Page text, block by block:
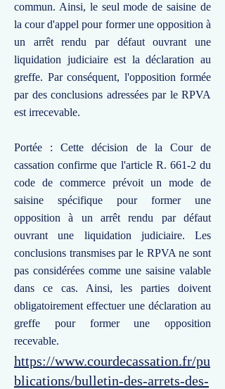
commun. Ainsi, le seul mode de saisine de
la cour d'appel pour former une opposition à
un arrêt rendu par défaut ouvrant une
liquidation judiciaire est la déclaration au
greffe. Par conséquent, l'opposition formée
par des conclusions adressées par le RPVA
est irrecevable.
Portée : Cette décision de la Cour de
cassation confirme que l'article R. 661-2 du
code de commerce prévoit un mode de
saisine spécifique pour former une
opposition à un arrêt rendu par défaut
ouvrant une liquidation judiciaire. Les
conclusions transmises par le RPVA ne sont
pas considérées comme une saisine valable
dans ce cas. Ainsi, les parties doivent
obligatoirement effectuer une déclaration au
greffe pour former une opposition
recevable.
https://www.courdecassation.fr/pu
blications/bulletin-des-arrets-des-